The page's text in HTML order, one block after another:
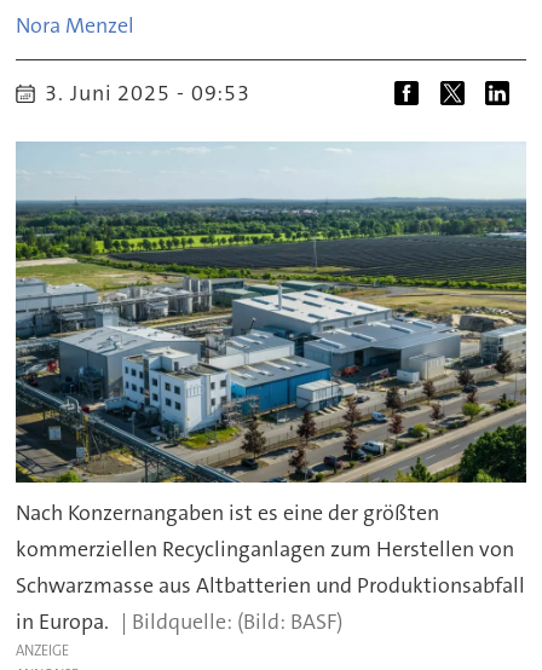
Nora Menzel
3. Juni 2025 - 09:53
Nach Konzernangaben ist es eine der größten
kommerziellen Recyclinganlagen zum Herstellen von
Schwarzmasse aus Altbatterien und Produktionsabfall
in Europa.
(Bild: BASF)
ANZEIGE